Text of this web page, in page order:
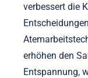
verbessert die
erhöhen den
Entspannung,